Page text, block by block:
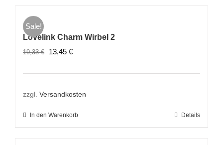
Sale!
Lovelink Charm Wirbel 2
19,33€
Ursprünglicher
war:
19,33 €
13,45 €Aktueller
ist:
13,45 €.
zzgl. Versandkosten
In den Warenkorb Details